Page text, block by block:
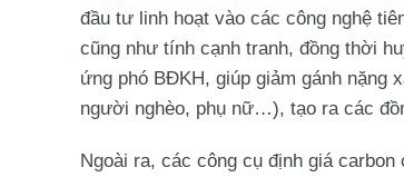
đầu tư linh hoạt vào các công nghệ
cũng như tính cạnh tranh, đồng thời
ứng phó BĐKH, giúp giảm gánh nặng
người nghèo, phụ nữ…), tạo ra các
Ngoài ra, các công cụ định giá